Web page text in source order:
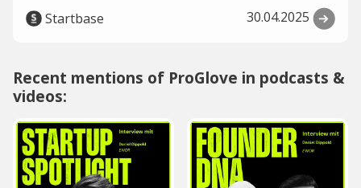
Startbase 30.04.2025
Recent mentions of ProGlove in podcasts &
videos: